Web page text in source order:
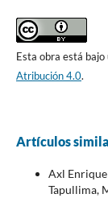
Esta obra está
Atribución 4.0.
Artículos
Axl
Tapullima,